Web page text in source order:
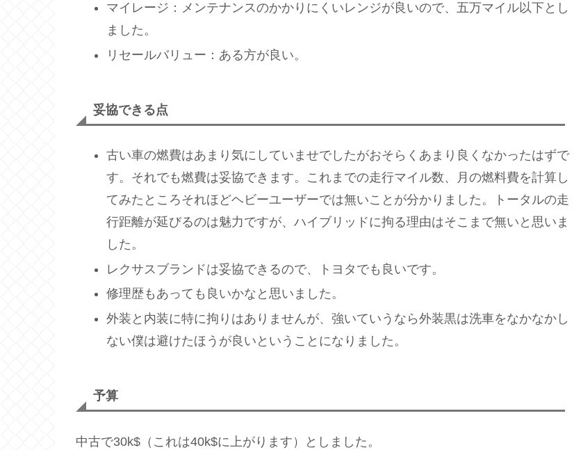
マイレージ：メンテナンスのかかりにくいレンジが良いので、五万マイル以下とし
ました。
リセールバリュー：ある方が良い。
妥協できる点
古い車の燃費はあまり気にしていませでしたがおそらくあまり良くなかったはずで
す。それでも燃費は妥協できます。これまでの走行マイル数、月の燃料費を計算し
てみたところそれほどヘビーユーザーでは無いことが分かりました。トータルの走
行距離が延びるのは魅力ですが、ハイブリッドに拘る理由はそこまで無いと思いま
した。
レクサスブランドは妥協できるので、トヨタでも良いです。
修理歴もあっても良いかなと思いました。
外装と内装に特に拘りはありませんが、強いていうなら外装黒は洗車をなかなかし
ない僕は避けたほうが良いということになりました。
予算
中古で30k$（これは40k$に上がります）としました。